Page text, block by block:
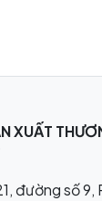
XUẤT
đường số 9,